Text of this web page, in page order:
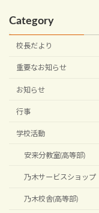
Category
校長だより
重要なお知らせ
お知らせ
行事
学校活動
安来分教室(高等部)
乃木サービスショップ
乃木校舎(高等部)